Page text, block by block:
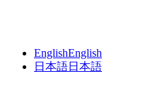
EnglishEnglish
日本語日本語